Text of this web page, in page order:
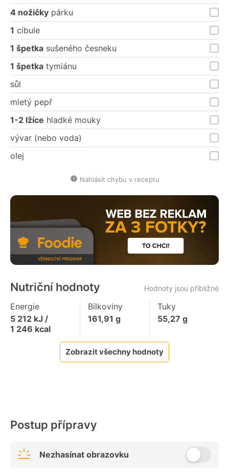
4 nožičky párku
1 cibule
1 špetka sušeného česneku
1 špetka tymiánu
sůl
mletý pepř
1-2 lžíce hladké mouky
vývar (nebo voda)
olej
Nahlásit chybu v receptu
Nutriční hodnoty Hodnoty jsou přibližné
Energie
5 212 kJ /
1 246 kcal
Bílkoviny
161,91 g
Tuky
55,27 g
Zobrazit všechny hodnoty
Postup přípravy
Nezhasínat obrazovku